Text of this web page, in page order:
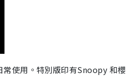
使用。特別版印有Snoopy 和櫻